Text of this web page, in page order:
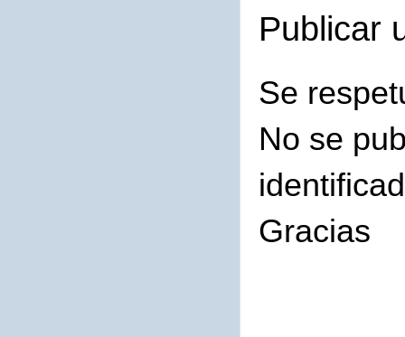
Publicar
Se
No se
Gracias